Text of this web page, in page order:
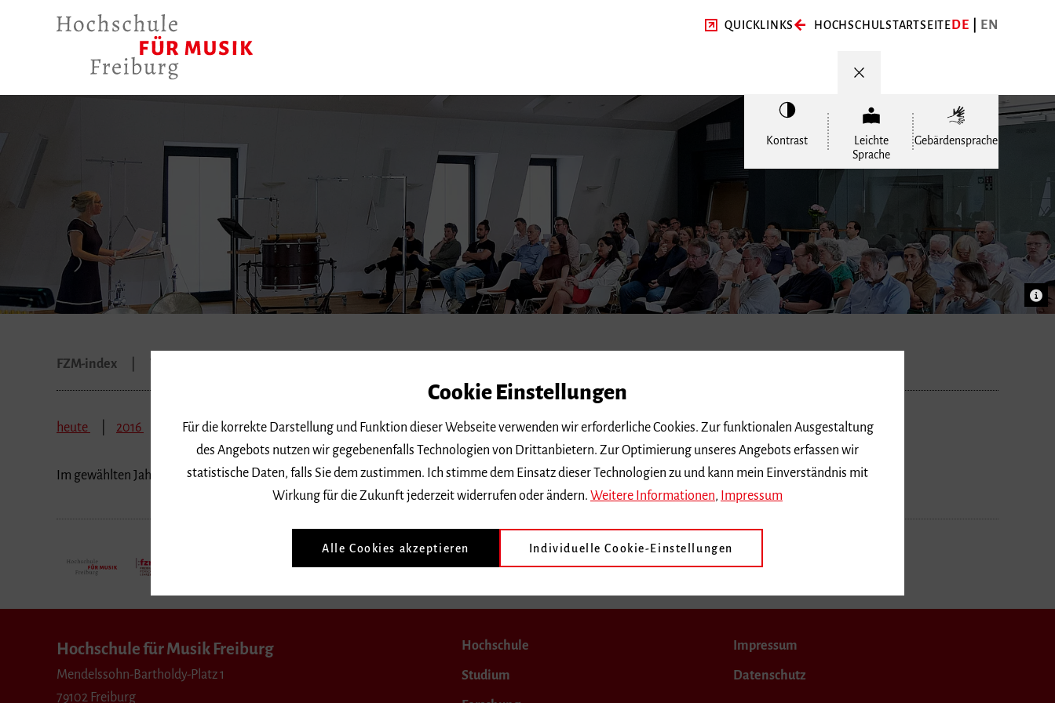
QUICKLINKS HOCHSCHULSTARTSEITEDE EN
Kontrast
Leichte
Sprache
Gebärdensprache
FZM-index
heute 2016 2015 2014 2013 2012
Im gewählten Jahr können keine Veranstaltungen gefunden werden.
Hochschule für Musik Freiburg
Mendelssohn-Bartholdy-Platz 1
79102 Freiburg
Hochschule
Studium
Impressum
Datenschutz
Cookie Einstellungen
Für die korrekte Darstellung und Funktion dieser Webseite verwenden wir erforderliche Cookies. Zur funktionalen Ausgestaltung
des Angebots nutzen wir gegebenenfalls Technologien von Drittanbietern. Zur Optimierung unseres Angebots erfassen wir
statistische Daten, falls Sie dem zustimmen. Ich stimme dem Einsatz dieser Technologien zu und kann mein Einverständnis mit
Wirkung für die Zukunft jederzeit widerrufen oder ändern. Weitere Informationen, Impressum
Alle Cookies akzeptieren Individuelle Cookie-Einstellungen